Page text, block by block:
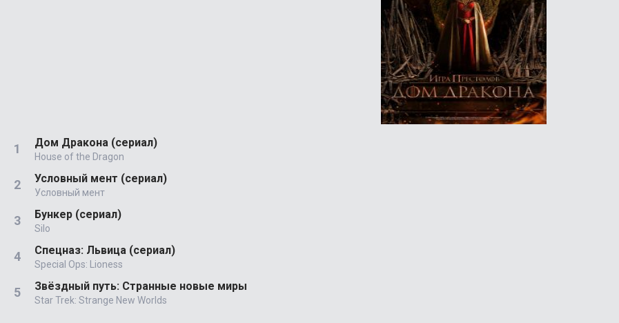
Дом Дракона (сериал)
House of the Dragon
Условный мент (сериал)
Условный мент
Бункер (сериал)
Silo
Спецназ: Львица (сериал)
Special Ops: Lioness
Звёздный путь: Странные новые миры
Star Trek: Strange New Worlds